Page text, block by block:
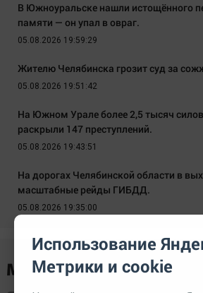
В Южноуральске нашли истощённого
памяти — он упал в овраг.
05.08.2026 19:59:29
Жителю Челябинска грозит суд за
05.08.2026 19:51:42
На Южном Урале более 2,5 тысяч
раскрыли 147 преступлений.
05.08.2026 19:43:51
На дорогах Челябинской области в
масштабные рейды ГИБДД.
05.08.2026 19:35:00
Использование
Метрики и cookie